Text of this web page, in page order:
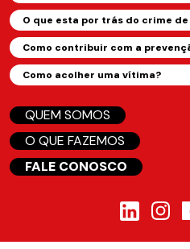
O que esta por trás do crime
Como contribuir com a
Como acolher uma vítima?
QUEM SOMOS
O QUE FAZEMOS
FALE CONOSCO